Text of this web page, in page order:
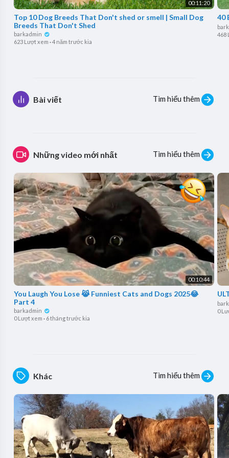
00:11:20
Top 10 Dog Breeds That Don't shed or smell | Small Dog
Breeds That Don't Shed
barkadmin
623 Lượt xem ·4 năm trước kia
40
468
Bài viết Tìm hiểu thêm
Những video mới nhất Tìm hiểu thêm
00:10:44
You Laugh You Lose 😹 Funniest Cats and Dogs 2025😂
Part 4
barkadmin
0 Lượt xem · 6 tháng trước kia
0
Khác Tìm hiểu thêm